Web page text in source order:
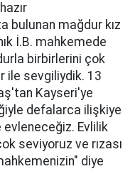
bulunan mağdur kız
İ.B. mahkemede
birbirlerini çok
ile sevgiliydik. 13
Kayseri'ye
defalarca ilişkiye
evleneceğiz. Evlilik
seviyoruz ve rızası
diye